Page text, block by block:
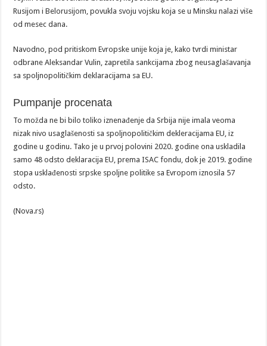
Rusijom i Belorusijom, povukla svoju vojsku koja se u Minsku nalazi više
od mesec dana.
Navodno, pod pritiskom Evropske unije koja je, kako tvrdi ministar
odbrane Aleksandar Vulin, zapretila sankcijama zbog neusaglašavanja
sa spoljnopolitičkim deklaracijama sa EU.
Pumpanje procenata
To možda ne bi bilo toliko iznenađenje da Srbija nije imala veoma
nizak nivo usaglašenosti sa spoljnopolitičkim dekleracijama EU, iz
godine u godinu. Tako je u prvoj polovini 2020. godine ona uskladila
samo 48 odsto deklaracija EU, prema ISAC fondu, dok je 2019. godine
stopa usklađenosti srpske spoljne politike sa Evropom iznosila 57
odsto.
(Nova.rs)